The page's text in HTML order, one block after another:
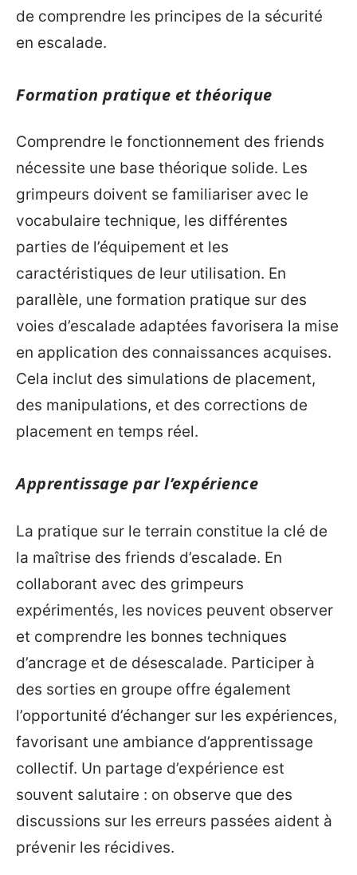
de comprendre les principes de la sécurité
en escalade.
Formation pratique et théorique
Comprendre le fonctionnement des friends
nécessite une base théorique solide. Les
grimpeurs doivent se familiariser avec le
vocabulaire technique, les différentes
parties de l’équipement et les
caractéristiques de leur utilisation. En
parallèle, une formation pratique sur des
voies d’escalade adaptées favorisera la mise
en application des connaissances acquises.
Cela inclut des simulations de placement,
des manipulations, et des corrections de
placement en temps réel.
Apprentissage par l’expérience
La pratique sur le terrain constitue la clé de
la maîtrise des friends d’escalade. En
collaborant avec des grimpeurs
expérimentés, les novices peuvent observer
et comprendre les bonnes techniques
d’ancrage et de désescalade. Participer à
des sorties en groupe offre également
l’opportunité d’échanger sur les expériences,
favorisant une ambiance d’apprentissage
collectif. Un partage d’expérience est
souvent salutaire : on observe que des
discussions sur les erreurs passées aident à
prévenir les récidives.